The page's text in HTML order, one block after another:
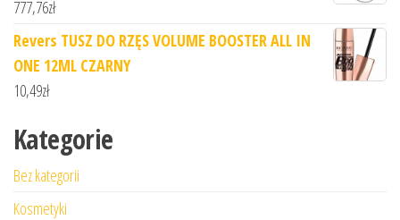
777,76zł
Revers TUSZ DO RZĘS VOLUME BOOSTER ALL IN
ONE 12ML CZARNY
10,49zł
Kategorie
Bez kategorii
Kosmetyki